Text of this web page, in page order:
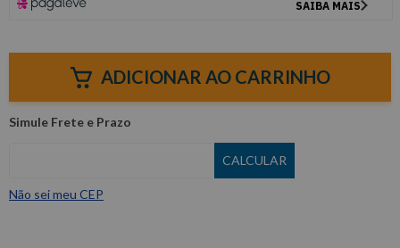
ADICIONAR AO CARRINHO
Não sei meu CEP